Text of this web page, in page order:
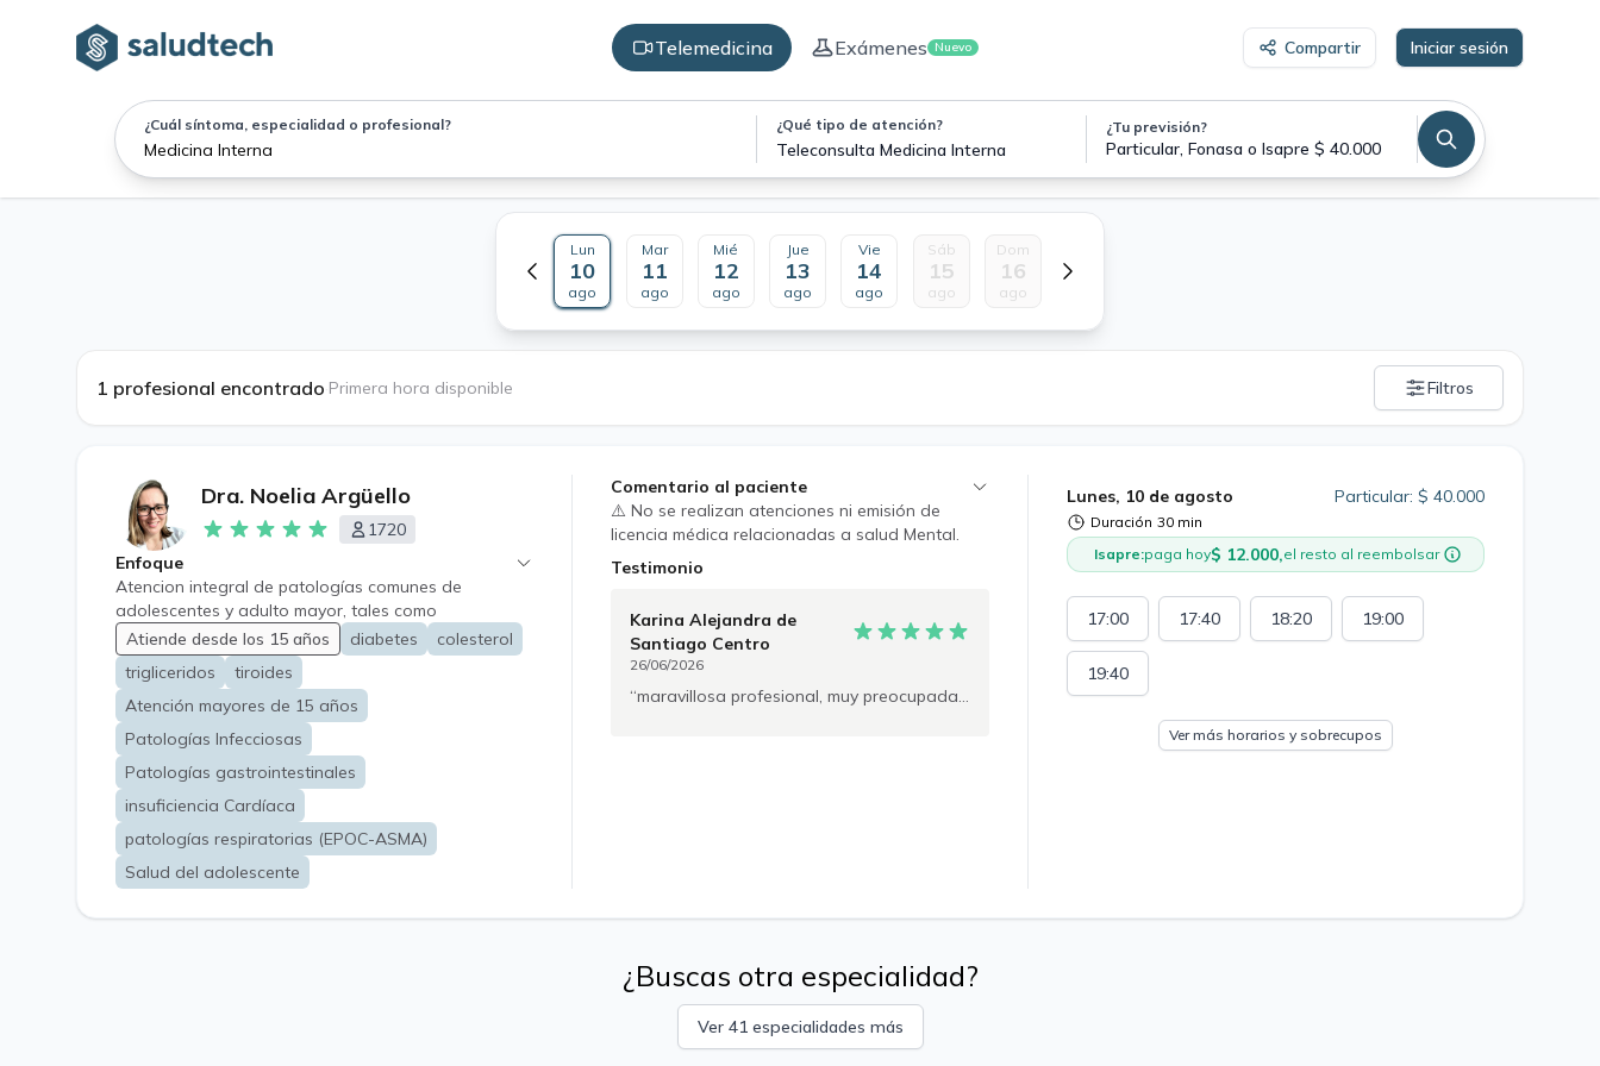
Telemedicina Exámenes Nuevo Compartir Iniciar sesión
¿Cuál síntoma, especialidad o profesional? ¿Qué tipo de atención?
Teleconsulta Medicina Interna
¿Tu previsión?
Particular, Fonasa o Isapre $ 40.000
Lun
10
ago
Mar
11
ago
Mié
12
ago
Jue
13
ago
Vie
14
ago
Sáb
15
ago
Dom
16
ago
1 profesional encontrado Primera hora disponible Filtros
Dra. Noelia Argüello
1720
Enfoque
Atencion integral de patologías comunes de
adolescentes y adulto mayor, tales como
hipertension, diabetes, obesidad, alergias, problemas
digestivos, respiratorios y neurologicos a fin de a
lograr oportuno diagnostico, tratamiento y
derivacion si corresponde.
Atiende desde los 15 años diabetes
colesterol
trigliceridos
tiroides
Atención mayores de 15 años
Patologías Infecciosas
Patologías gastrointestinales
insuficiencia Cardíaca
patologías respiratorias (EPOC-ASMA)
Salud del adolescente
Lunes, 10 de agosto
Duración 30 min
Particular: $ 40.000
Isapre:paga hoy$ 12.000,el resto al reembolsar
17:00 17:40 18:20 19:00
19:40
Ver más horarios y sobrecupos
Comentario al paciente
⚠️ No se realizan atenciones ni emisión de
licencia médica relacionadas a salud Mental.
⚠️No se realiza extinción de licencia médica.
Testimonio
Karina Alejandra de
Santiago Centro
26/06/2026
maravillosa profesional, muy preocupada y atenta, demasiado recomendable.
¿Buscas otra especialidad?
Ver 41 especialidades más